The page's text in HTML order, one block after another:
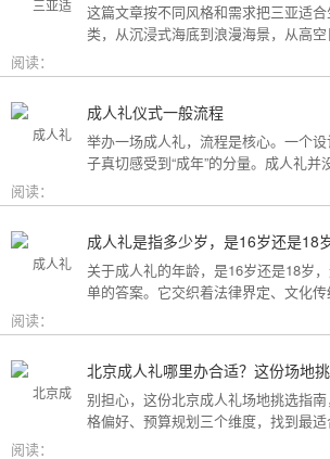
这篇文章按不同风格和需求把三亚适
类，从沉浸式海底到浪漫海景，从高
带庭院到高性价比好店，直接对号入
阅读：
成人礼仪式一般流程
举办一场成人礼，流程是核心。一个
子真切感受到“成年”的分量。成人礼并
准的固定模板，它可以根据不同的风
为你梳理了传统、现代和家庭聚会三
阅读：
成人礼是指多少岁，是16岁还是18
关于成人礼的年龄，是16岁还是18岁
单的答案。它交织着法律界定、文化
阅读：
北京成人礼哪里办合适？这份场地
别担心，这份北京成人礼场地挑选指
格偏好、预算规划三个维度，找到最适
阅读：